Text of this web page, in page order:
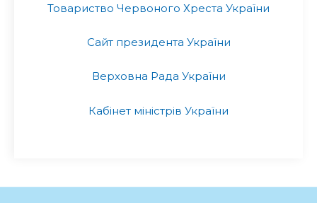
Товариство Червоного Хреста України
Сайт президента України
Верховна Рада України
Кабінет міністрів України